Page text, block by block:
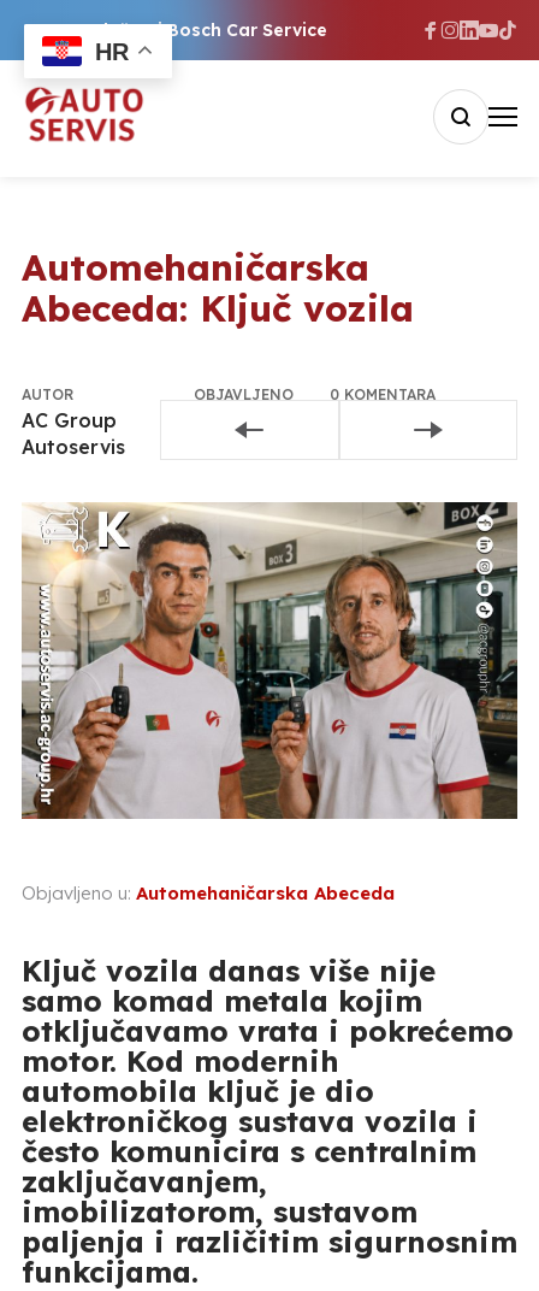
Ovlašteni Bosch Car Service
Automehaničarska
Abeceda: Ključ vozila
AUTOR
AC Group
Autoservis
OBJAVLJENO
2. srpnja
0 KOMENTARA
Pridružite se
Objavljeno u: Automehaničarska Abeceda
Ključ vozila danas više nije
samo komad metala kojim
otključavamo vrata i pokrećemo
motor. Kod modernih
automobila ključ je dio
elektroničkog sustava vozila i
često komunicira s centralnim
zaključavanjem,
imobilizatorom, sustavom
paljenja i različitim sigurnosnim
funkcijama.
HR